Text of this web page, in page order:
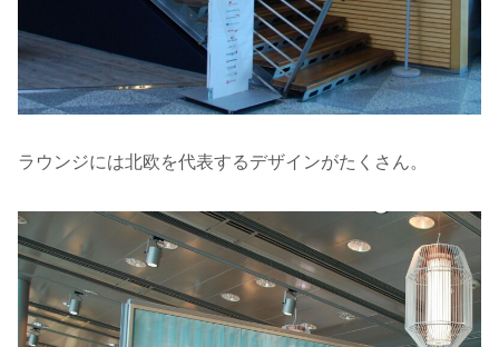
ラウンジには北欧を代表するデザインがたくさん。